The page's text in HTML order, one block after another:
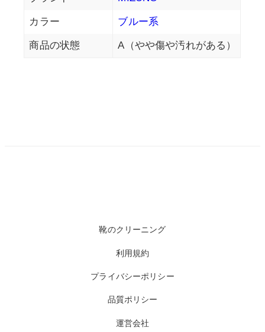
カラー ブルー系
商品の状態 A（やや傷や汚れがある）
靴のクリーニング
利用規約
プライバシーポリシー
品質ポリシー
運営会社